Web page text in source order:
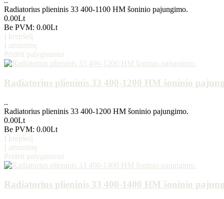
Radiatorius plieninis 33 400-1100 HM šoninio pajungimo.
0.00Lt
Be PVM: 0.00Lt
Į krepšelį
Į atmintinę
Pridėti palyginimui
Radiatorius plieninis 33 400-1200 HM šoninio
..
Radiatorius plieninis 33 400-1200 HM šoninio pajungimo.
0.00Lt
Be PVM: 0.00Lt
Į krepšelį
Į atmintinę
Pridėti palyginimui
Radiatorius plieninis 33 400-1400 HM šoninio